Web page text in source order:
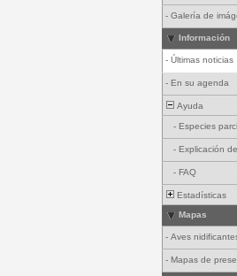
- Galería de
Información
- Últimas noticias
- En su agenda
Ayuda
- Especies
- Explicación
- FAQ
Estadísticas
Mapas
- Aves
- Mapas de